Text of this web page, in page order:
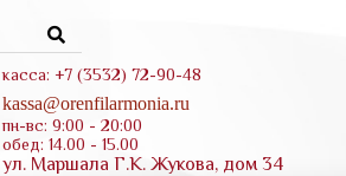
касса: +7 (3532) 72-90-48
kassa@orenfilarmonia.ru
пн-вс: 9:00 - 20:00
обед: 14.00 - 15.00
ул. Маршала Г.К. Жукова, дом 34